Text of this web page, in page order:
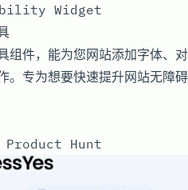
Widget
组件，能为您网站添加字体、对
。专为想要快速提升网站无障碍
Product Hunt